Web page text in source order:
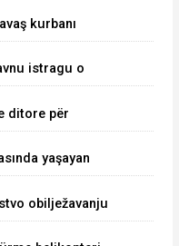
kurbanı
istragu o
ditore për
yaşayan
obilježavanju